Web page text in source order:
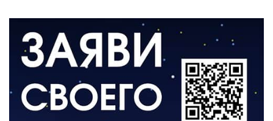
КУЛЬТУРА
Афиша Зеленоградска
04.08.2026
РАЗЪЯСНЯЕМ
Борьба с борщевиком продолжается